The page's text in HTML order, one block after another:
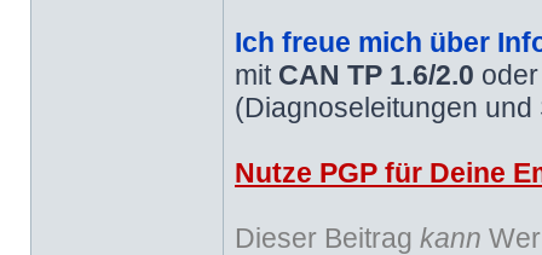
Ich freue mich über
mit CAN TP 1.6/2.0
(Diagnoseleitungen
Nutze PGP für Deine
Dieser Beitrag kann